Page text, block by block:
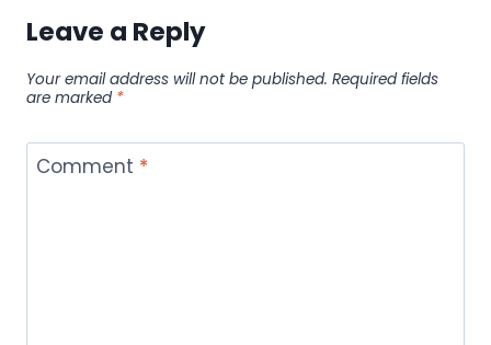
Leave a Reply
Your email address will not be published. Required fields
are marked *
Comment *